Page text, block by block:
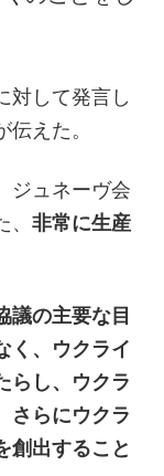
対して発言し
えた。
ジュネーヴ会
、非常に生産
議の主要な目
く、ウクライ
らし、ウクラ
さらにウクラ
創出すること